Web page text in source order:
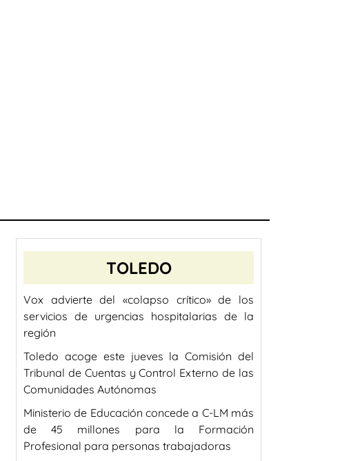
TOLEDO
Vox advierte del «colapso crítico» de los
servicios de urgencias hospitalarias de la
región
Toledo acoge este jueves la Comisión del
Tribunal de Cuentas y Control Externo de las
Comunidades Autónomas
Ministerio de Educación concede a C-LM más
de 45 millones para la Formación
Profesional para personas trabajadoras